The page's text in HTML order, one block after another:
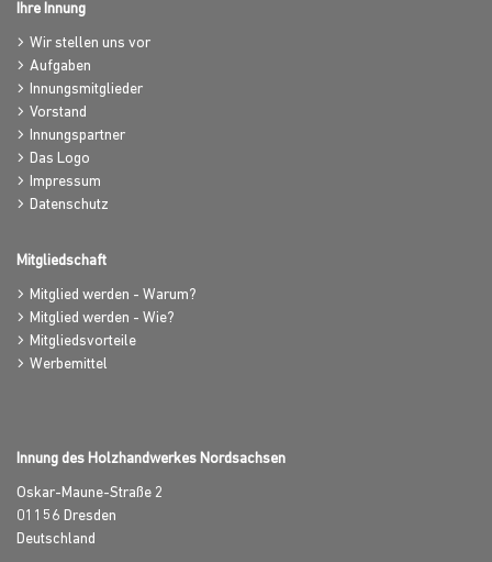
Ihre Innung
Wir stellen uns vor
Aufgaben
Innungsmitglieder
Vorstand
Innungspartner
Das Logo
Impressum
Datenschutz
Mitgliedschaft
Mitglied werden - Warum?
Mitglied werden - Wie?
Mitgliedsvorteile
Werbemittel
Innung des Holzhandwerkes Nordsachsen
Oskar-Maune-Straße 2
01156 Dresden
Deutschland